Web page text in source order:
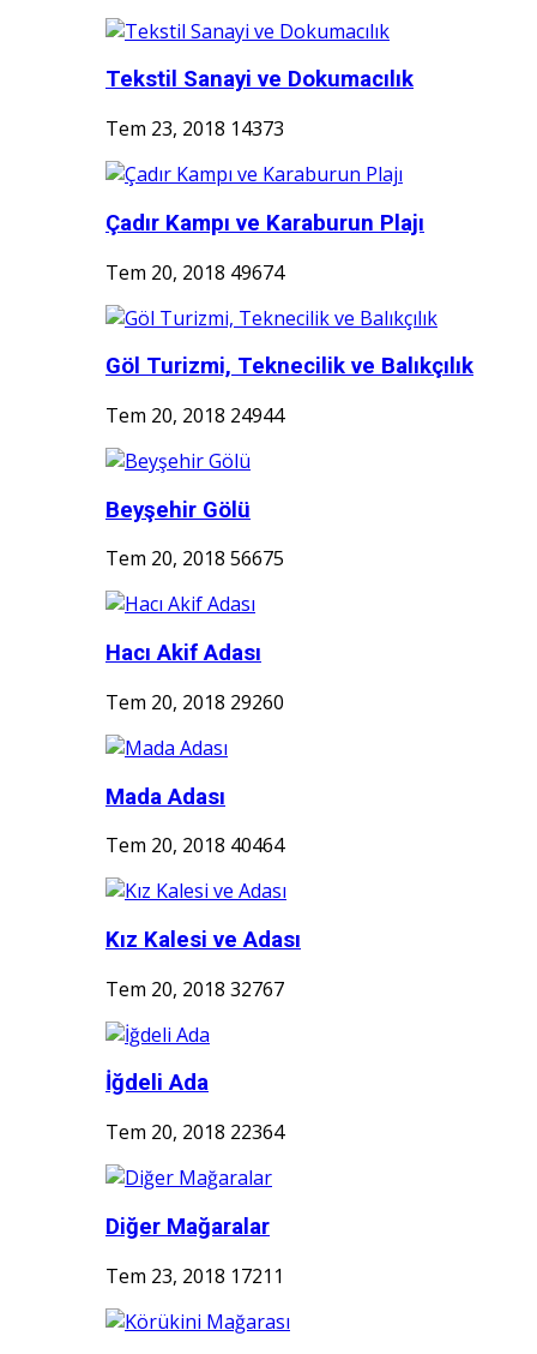
Tekstil Sanayi ve Dokumacılık
Tem 23, 2018 14373
Çadır Kampı ve Karaburun Plajı
Tem 20, 2018 49674
Göl Turizmi, Teknecilik ve Balıkçılık
Tem 20, 2018 24944
Beyşehir Gölü
Tem 20, 2018 56675
Hacı Akif Adası
Tem 20, 2018 29260
Mada Adası
Tem 20, 2018 40464
Kız Kalesi ve Adası
Tem 20, 2018 32767
İğdeli Ada
Tem 20, 2018 22364
Diğer Mağaralar
Tem 23, 2018 17211